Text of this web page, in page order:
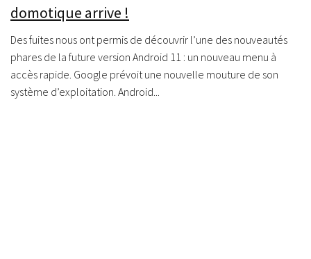
domotique arrive !
Des fuites nous ont permis de découvrir l’une des nouveautés
phares de la future version Android 11 : un nouveau menu à
accès rapide. Google prévoit une nouvelle mouture de son
système d’exploitation. Android...